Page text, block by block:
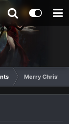
Merry